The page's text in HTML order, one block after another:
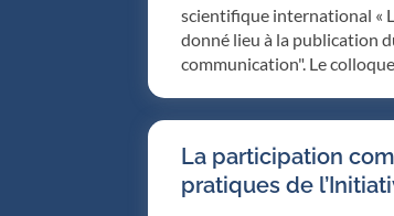
scientifique international «
donné lieu à la publication
communication". Le
La participation
pratiques de